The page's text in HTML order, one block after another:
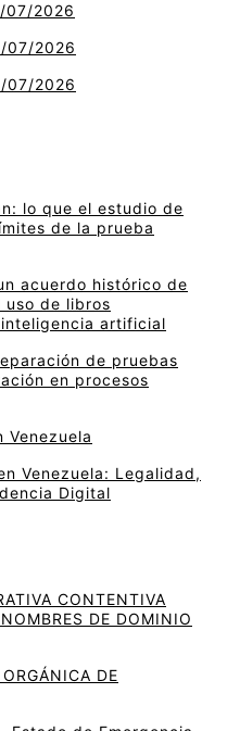
07/2026
07/2026
07/2026
lo que el estudio de
de la prueba
acuerdo histórico de
uso de libros
artificial
de pruebas
en procesos
Venezuela
Venezuela: Legalidad,
Digital
CONTENTIVA
DE DOMINIO
DE